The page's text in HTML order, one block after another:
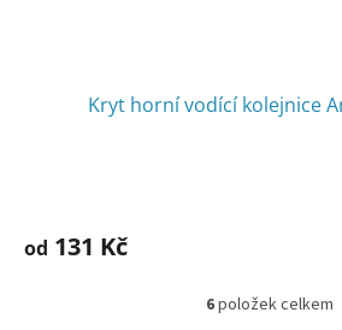
Kryt horní vodící kolejnice
od 131 Kč
O
6položek celkem